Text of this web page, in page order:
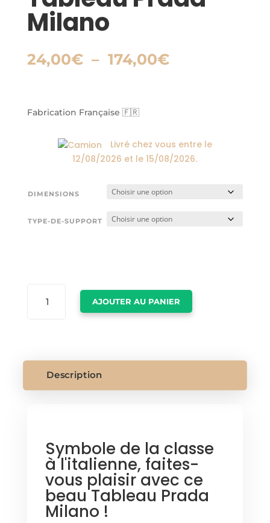
Milano
24,00€ – 174,00€Plage
Fabrication Française 🇫🇷
Livré chez vous entre le
12/08/2026 et le15/08/2026.
DIMENSIONS
TYPE-DE-SUPPORT
AJOUTER AU PANIER
Description
Symbole de la classe
à l'italienne, faites-
vous plaisir avec ce
beau Tableau Prada
Milano !